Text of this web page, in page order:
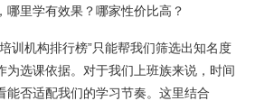
哪里学有效果？哪家性价比高？
训机构排行榜”只能帮我们筛选出知名度
为选课依据。对于我们上班族来说，时间
能否适配我们的学习节奏。这里结合